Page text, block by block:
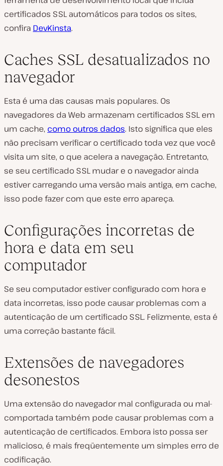
certificados SSL automáticos para todos os sites,
confira DevKinsta.
Caches SSL desatualizados no
navegador
Esta é uma das causas mais populares. Os
navegadores da Web armazenam certificados SSL em
um cache, como outros dados. Isto significa que eles
não precisam verificar o certificado toda vez que você
visita um site, o que acelera a navegação. Entretanto,
se seu certificado SSL mudar e o navegador ainda
estiver carregando uma versão mais antiga, em cache,
isso pode fazer com que este erro apareça.
Configurações incorretas de
hora e data em seu
computador
Se seu computador estiver configurado com hora e
data incorretas, isso pode causar problemas com a
autenticação de um certificado SSL. Felizmente, esta é
uma correção bastante fácil.
Extensões de navegadores
desonestos
Uma extensão do navegador mal configurada ou mal-
comportada também pode causar problemas com a
autenticação de certificados. Embora isto possa ser
malicioso, é mais freqüentemente um simples erro de
codificação.